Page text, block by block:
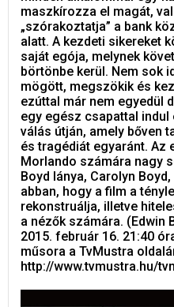
maszkírozza el magát,
„szórakoztatja” a bank
alatt. A kezdeti sikereket
saját egója, melynek
börtönbe kerül. Nem sok
mögött, megszökik és
ezúttal már nem egyedül
egy egész csapattal
válás útján, amely bőven
és tragédiát egyaránt. Az
Morlando számára nagy
Boyd lánya, Carolyn
abban, hogy a film a
rekonstruálja, illetve
a nézők számára. (Edwin
2015. február 16. 21:40
műsora a TvMustra
http://www.tvmustra.hu/